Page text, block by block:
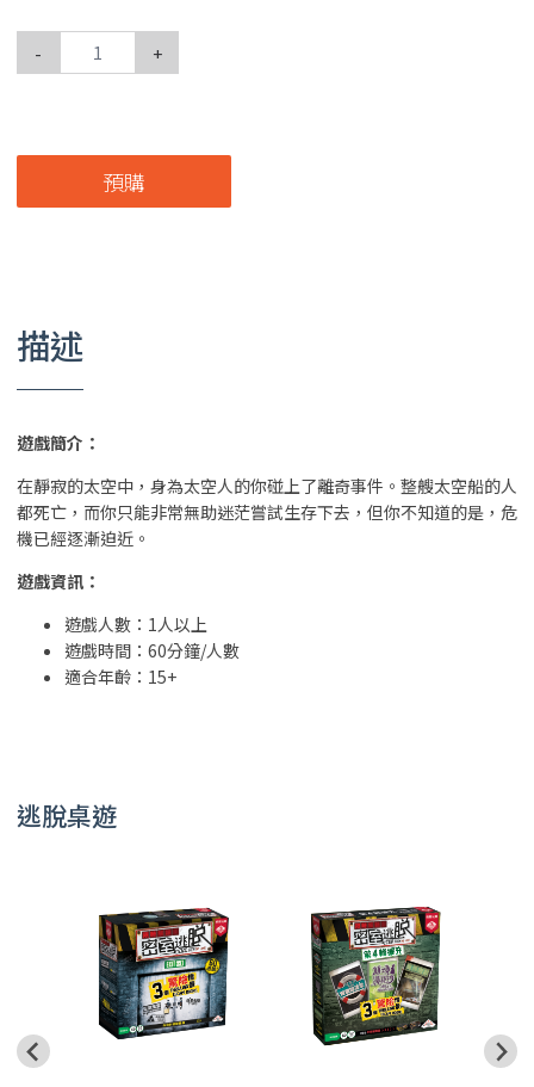
- +
預購
描述
遊戲簡介：
在靜寂的太空中，身為太空人的你碰上了離奇事件。整艘太空船的人
都死亡，而你只能非常無助迷茫嘗試生存下去，但你不知道的是，危
機已經逐漸迫近。
遊戲資訊：
遊戲人數：1人以上
遊戲時間：60分鐘/人數
適合年齡：15+
逃脫桌遊